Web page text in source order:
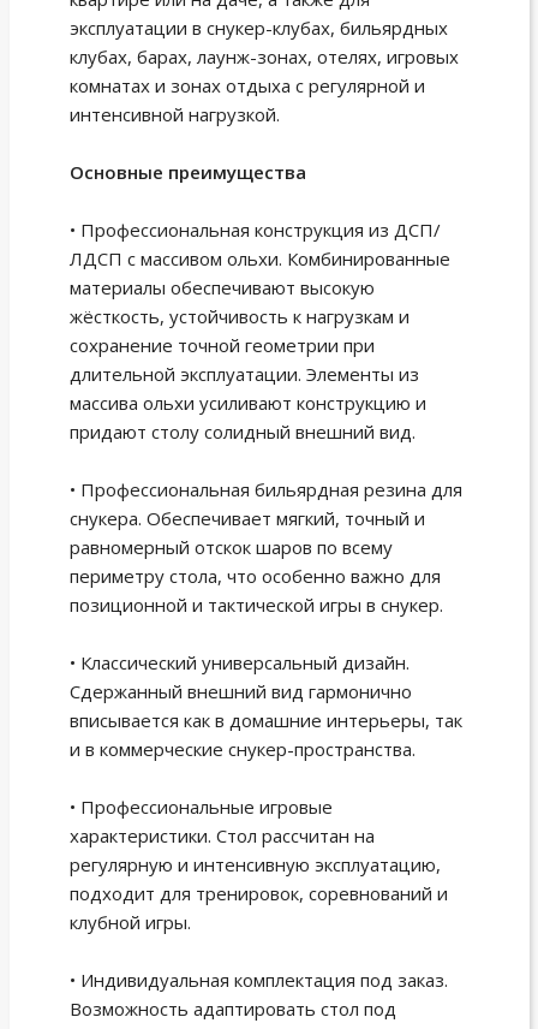
эксплуатации в снукер-клубах, бильярдных
клубах, барах, лаунж-зонах, отелях, игровых
комнатах и зонах отдыха с регулярной и
интенсивной нагрузкой.
Основные преимущества
• Профессиональная конструкция из ДСП/
ЛДСП с массивом ольхи. Комбинированные
материалы обеспечивают высокую
жёсткость, устойчивость к нагрузкам и
сохранение точной геометрии при
длительной эксплуатации. Элементы из
массива ольхи усиливают конструкцию и
придают столу солидный внешний вид.
• Профессиональная бильярдная резина для
снукера. Обеспечивает мягкий, точный и
равномерный отскок шаров по всему
периметру стола, что особенно важно для
позиционной и тактической игры в снукер.
• Классический универсальный дизайн.
Сдержанный внешний вид гармонично
вписывается как в домашние интерьеры, так
и в коммерческие снукер-пространства.
• Профессиональные игровые
характеристики. Стол рассчитан на
регулярную и интенсивную эксплуатацию,
подходит для тренировок, соревнований и
клубной игры.
• Индивидуальная комплектация под заказ.
Возможность адаптировать стол под